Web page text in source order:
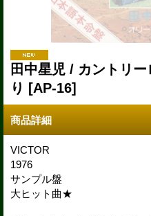
田中星児 / カントリ
り [AP-16]
商品詳細
VICTOR
1976
サンプル盤
大ヒット曲★